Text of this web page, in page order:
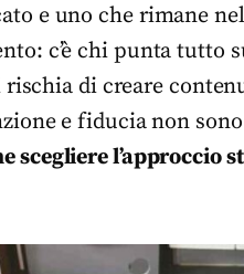
e uno che rimane
c’è chi punta tutto
di creare
e fiducia non
scegliere l’approccio